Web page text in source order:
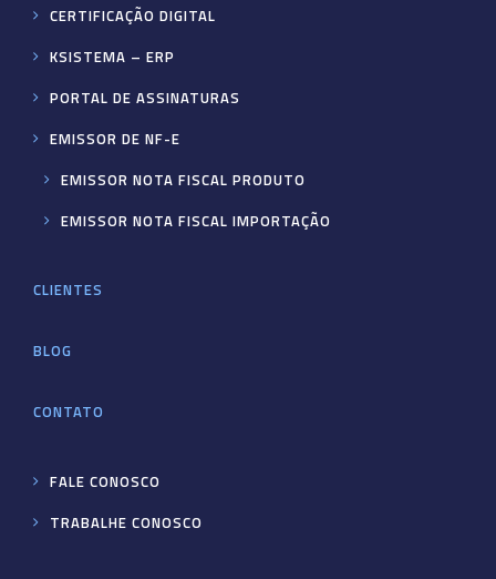
CERTIFICAÇÃO DIGITAL
KSISTEMA – ERP
PORTAL DE ASSINATURAS
EMISSOR DE NF-E
EMISSOR NOTA FISCAL PRODUTO
EMISSOR NOTA FISCAL IMPORTAÇÃO
CLIENTES
BLOG
CONTATO
FALE CONOSCO
TRABALHE CONOSCO